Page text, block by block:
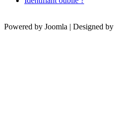
Powered by Joomla | Designed by